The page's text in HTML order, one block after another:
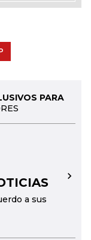
PARA
a sus
→